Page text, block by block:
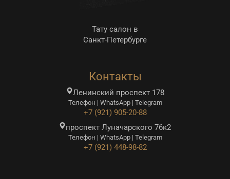
Тату салон в
Санкт-Петербурге
Контакты
Ленинский проспект 178
Телефон | WhatsApp | Telegram
+7 (921) 905-20-88
проспект Луначарского 76к2
Телефон | WhatsApp | Telegram
+7 (921) 448-98-82